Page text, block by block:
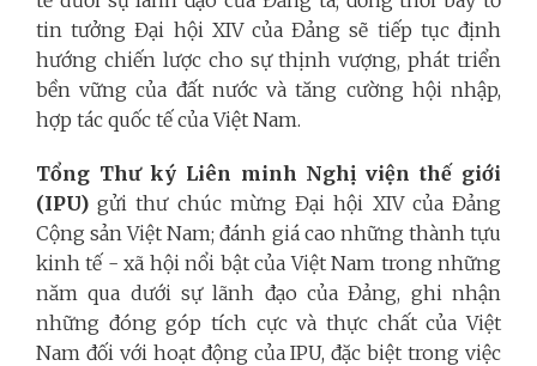
tin tưởng Đại hội XIV của Đảng sẽ tiếp tục định
hướng chiến lược cho sự thịnh vượng, phát triển
bền vững của đất nước và tăng cường hội nhập,
hợp tác quốc tế của Việt Nam.
Tổng Thư ký Liên minh Nghị viện thế giới
(IPU) gửi thư chúc mừng Đại hội XIV của Đảng
Cộng sản Việt Nam; đánh giá cao những thành tựu
kinh tế - xã hội nổi bật của Việt Nam trong những
năm qua dưới sự lãnh đạo của Đảng, ghi nhận
những đóng góp tích cực và thực chất của Việt
Nam đối với hoạt động của IPU, đặc biệt trong việc